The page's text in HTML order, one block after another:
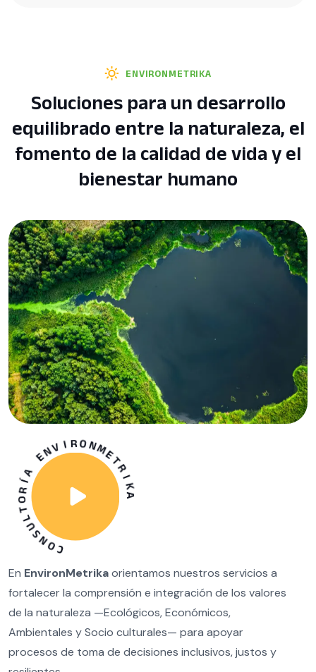
ENVIRONMETRIKA
Soluciones para un desarrollo
equilibrado entre la naturaleza, el
fomento de la calidad de vida y el
bienestar humano
Í
A
E
N
V
I
R
O
N
M
E
T
RIKA
En EnvironMetrikaorientamos nuestros servicios a
fortalecer la comprensión e integración de los valores
de la naturaleza —Ecológicos, Económicos,
Ambientales y Socio culturales— para apoyar
procesos de toma de decisiones inclusivos, justos y